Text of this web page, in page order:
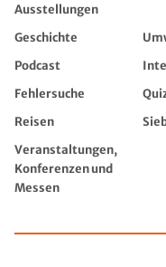
Ausstellungen
Geschichte
Podcast
Fehlersuche
Reisen
Veranstaltungen,
Konferenzen und
Messen